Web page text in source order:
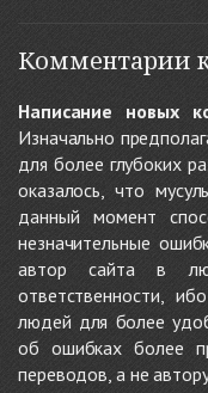
Комментарии
Написание новых
Изначально
для более глубоких
оказалось, что
данный момент
незначительные
автор сайта в
ответственности,
людей для более
об ошибках более
переводов, а не